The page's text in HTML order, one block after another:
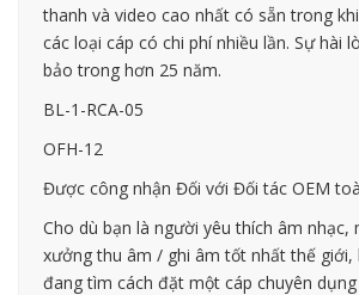
thanh và video cao nhất có sẵn trong
các loại cáp có chi phí nhiều lần. Sự hài
bảo trong hơn 25 năm.
BL-1-RCA-05
OFH-12
Được công nhận Đối với Đối tác OEM
Cho dù bạn là người yêu thích âm
xưởng thu âm / ghi âm tốt nhất thế giới,
đang tìm cách đặt một cáp chuyên